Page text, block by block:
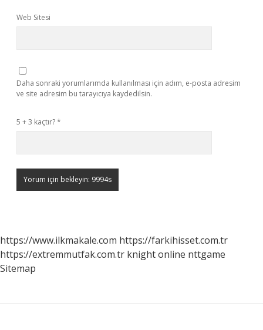
Web Sitesi
Daha sonraki yorumlarımda kullanılması için adım, e-posta adresim
ve site adresim bu tarayıcıya kaydedilsin.
5 + 3 kaçtır?*
https://www.ilkmakale.com https://farkihisset.com.tr
https://extremmutfak.com.tr knight online nttgame
Sitemap